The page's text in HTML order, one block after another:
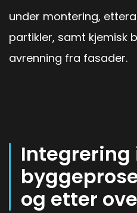
under montering,
partikler, samt kjemisk
avrenning fra fasader.
Integrering
og etter